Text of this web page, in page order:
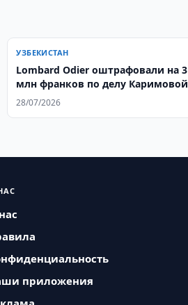
УЗБЕКИСТАН
Lombard Odier оштрафовали на 3
млн франков по делу Каримовой
28/07/2026
приложения